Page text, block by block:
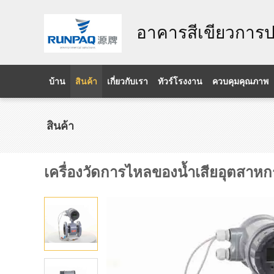
อาคารสีเขียวกา
บ้าน สินค้า เกี่ยวกับเรา ทัวร์โรงงาน ควบคุมคุณภาพ
สินค้า
เครื่องวัดการไหลของน้ำเสียอุตสาห